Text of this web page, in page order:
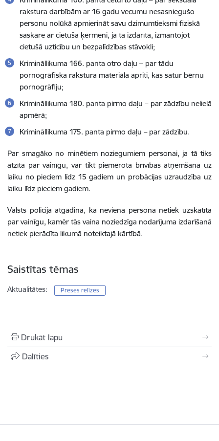
rakstura darbībām ar 16 gadu vecumu nesasniegušo
personu nolūkā apmierināt savu dzimumtieksmi fiziskā
saskarē ar cietušā ķermeni, ja tā izdarīta, izmantojot
cietušā uzticību un bezpalīdzības stāvokli;
Krimināllikuma 166. panta otro daļu – par tādu
pornogrāfiska rakstura materiāla apriti, kas satur bērnu
pornogrāfiju;
Krimināllikuma 180. panta pirmo daļu – par zādzību nelielā
apmērā;
Krimināllikuma 175. panta pirmo daļu –par zādzību.
Par smagāko no minētiem noziegumiem personai, ja tā tiks
atzīta par vainīgu, var tikt piemērota brīvības atņemšana uz
laiku no pieciem līdz 15 gadiem un probācijas uzraudzība uz
laiku līdz pieciem gadiem.
Valsts policija atgādina, ka neviena persona netiek uzskatīta
par vainīgu, kamēr tās vaina noziedzīga nodarījuma izdarīšanā
netiek pierādīta likumā noteiktajā kārtībā.
Saistītas tēmas
Aktualitātes: Preses relīzes
Drukāt lapu
Dalīties